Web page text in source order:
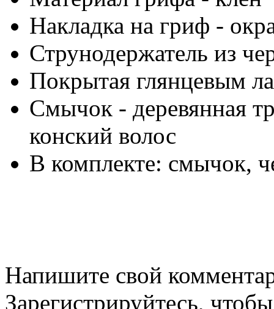
Накладка на гриф -
Струнодержатель из
Покрытая глянцевым
Смычок - деревянная
конский волос
В комплекте: смычок,
Напишите свой
Зарегистрируйтесь,